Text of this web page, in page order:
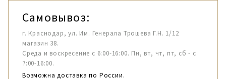
Самовывоз:
г. Краснодар, ул. Им. Генерала Трошева Г.Н. 1/12
магазин 38.
Среда и воскресение с 6:00-16:00. Пн, вт, чт, пт, сб - с
7:00-16:00.
Возможна доставка по России.